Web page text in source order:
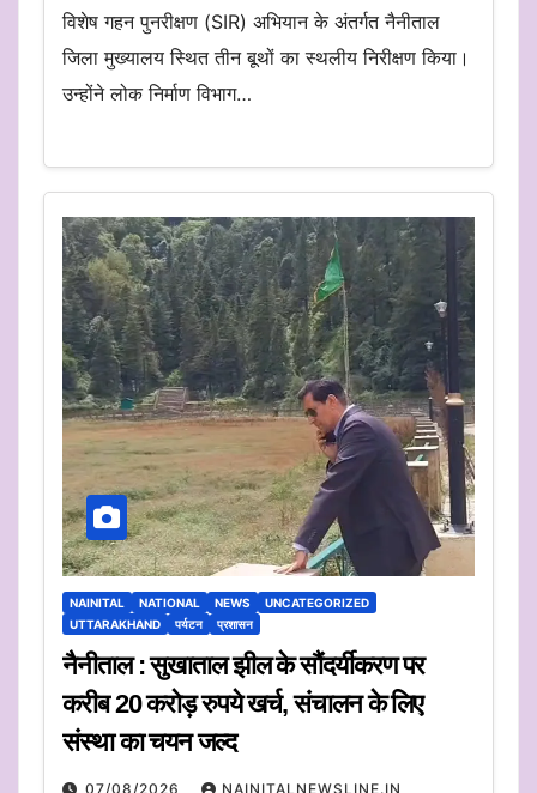
विशेष गहन पुनरीक्षण (SIR) अभियान के अंतर्गत नैनीताल
जिला मुख्यालय स्थित तीन बूथों का स्थलीय निरीक्षण किया।
उन्होंने लोक निर्माण विभाग…
NAINITAL NATIONAL NEWS
UNCATEGORIZED
UTTARAKHAND
पर्यटन प्रशासन
नैनीताल : सुखाताल झील के सौंदर्यीकरण पर
करीब 20 करोड़ रुपये खर्च, संचालन के लिए
संस्था का चयन जल्द
07/08/2026 NAINITALNEWSLINE.IN